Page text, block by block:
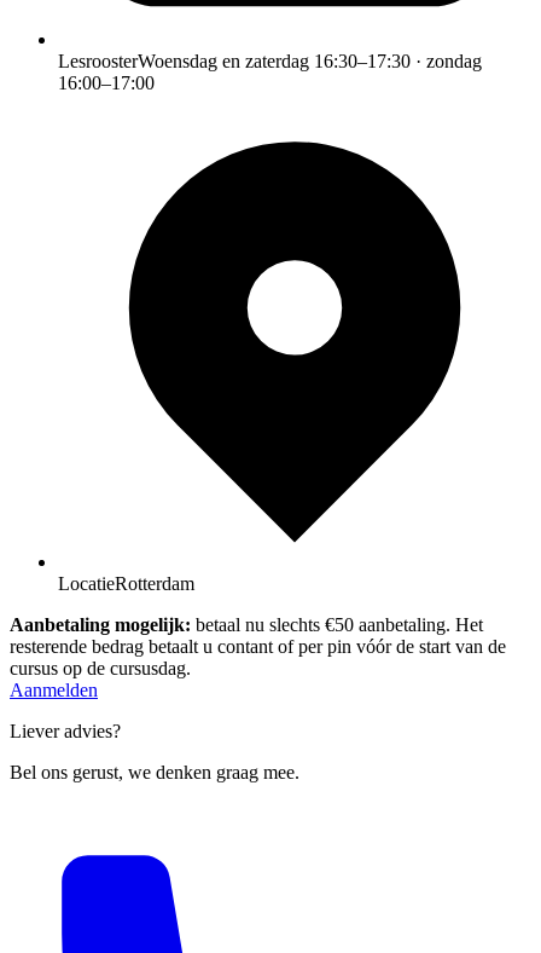
LesroosterWoensdag en zaterdag 16:30–17:30 · zondag
16:00–17:00
LocatieRotterdam
Aanbetaling mogelijk: betaal nu slechts €50 aanbetaling. Het
resterende bedrag betaalt u contant of per pin vóór de start van de
cursus op de cursusdag.
Aanmelden
Liever advies?
Bel ons gerust, we denken graag mee.